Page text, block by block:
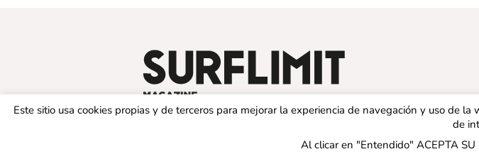
Este sitio usa cookies propias y de terceros para mejorar la experiencia de navegación y uso de
de
Al clicar en "Entendido" ACEPTA SU